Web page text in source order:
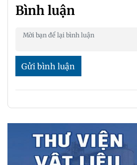
Bình luận
Gửi bình luận